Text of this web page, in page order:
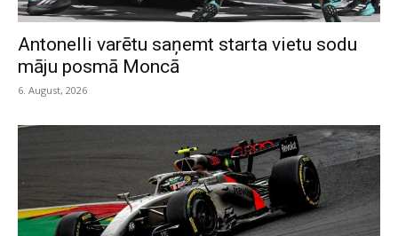
Antonelli varētu saņemt starta vietu sodu
māju posmā Moncā
6. August, 2026